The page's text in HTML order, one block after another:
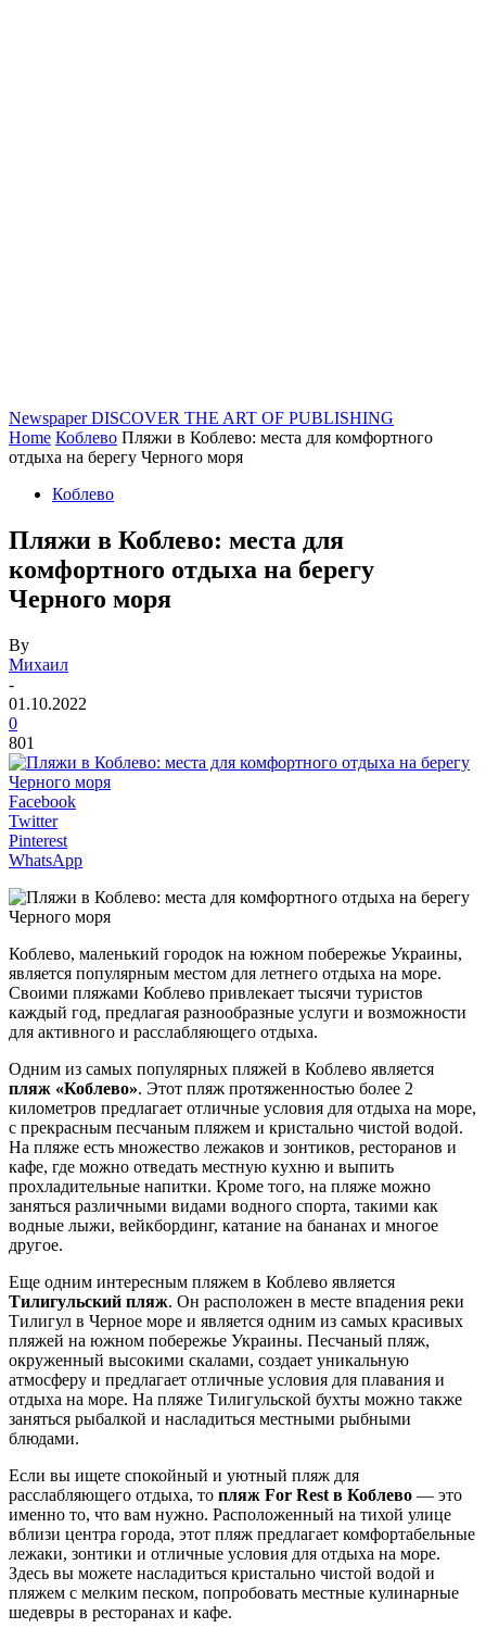
Newspaper DISCOVER THE ART OF PUBLISHING
Home Коблево Пляжи в Коблево: места для комфортного
отдыха на берегу Черного моря
Коблево
Пляжи в Коблево: места для
комфортного отдыха на берегу
Черного моря
By
Михаил
-
01.10.2022
0
801
Facebook
Twitter
Pinterest
WhatsApp
Коблево, маленький городок на южном побережье Украины,
является популярным местом для летнего отдыха на море.
Своими пляжами Коблево привлекает тысячи туристов
каждый год, предлагая разнообразные услуги и возможности
для активного и расслабляющего отдыха.
Одним из самых популярных пляжей в Коблево является
пляж «Коблево». Этот пляж протяженностью более 2
километров предлагает отличные условия для отдыха на море,
с прекрасным песчаным пляжем и кристально чистой водой.
На пляже есть множество лежаков и зонтиков, ресторанов и
кафе, где можно отведать местную кухню и выпить
прохладительные напитки. Кроме того, на пляже можно
заняться различными видами водного спорта, такими как
водные лыжи, вейкбординг, катание на бананах и многое
другое.
Еще одним интересным пляжем в Коблево является
Тилигульский пляж. Он расположен в месте впадения реки
Тилигул в Черное море и является одним из самых красивых
пляжей на южном побережье Украины. Песчаный пляж,
окруженный высокими скалами, создает уникальную
атмосферу и предлагает отличные условия для плавания и
отдыха на море. На пляже Тилигульской бухты можно также
заняться рыбалкой и насладиться местными рыбными
блюдами.
Если вы ищете спокойный и уютный пляж для
расслабляющего отдыха, то пляж For Rest в Коблево — это
именно то, что вам нужно. Расположенный на тихой улице
вблизи центра города, этот пляж предлагает комфортабельные
лежаки, зонтики и отличные условия для отдыха на море.
Здесь вы можете насладиться кристально чистой водой и
пляжем с мелким песком, попробовать местные кулинарные
шедевры в ресторанах и кафе.